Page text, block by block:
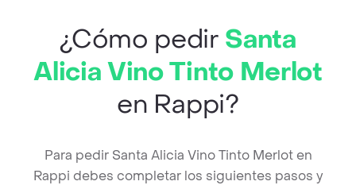
¿Cómo pedir Santa
Alicia Vino Tinto Merlot
en Rappi?
Para pedir Santa Alicia Vino Tinto Merlot en
Rappi debes completar los siguientes pasos y